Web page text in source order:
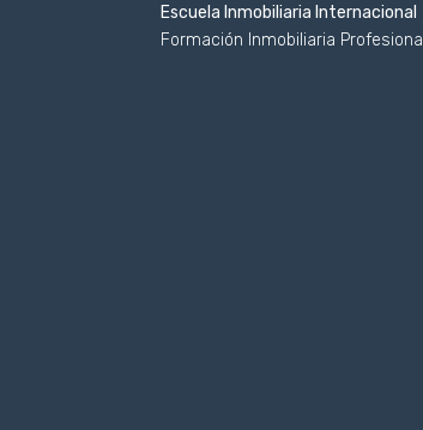
Escuela Inmobiliaria Internacional
Formación Inmobiliaria Profesional